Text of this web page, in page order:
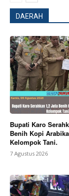
Contact us
Subscription
My account
Bagikan Artikel
Berita Lainnya
Tekankan
Pendidikan
DAERAH
Bupati Karo
Benih Kopi
Kelompok Tani.
7 Agustus 2026